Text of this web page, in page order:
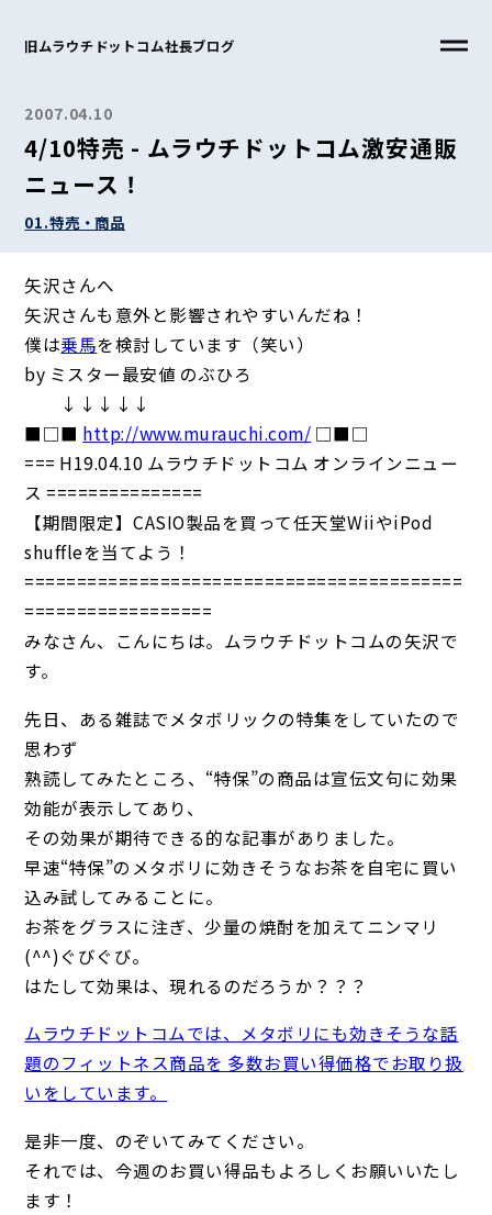
旧ムラウチドットコム社長ブログ
2007.04.10
4/10特売 - ムラウチドットコム激安通販
ニュース！
01.特売・商品
矢沢さんへ
矢沢さんも意外と影響されやすいんだね！
僕は乗馬を検討しています（笑い）
by ミスター最安値 のぶひろ
↓↓↓↓↓
■□■ http://www.murauchi.com/ □■□
=== H19.04.10 ムラウチドットコム オンラインニュー
ス ===============
【期間限定】CASIO製品を買って任天堂WiiやiPod
shuffleを当てよう！
==========================================
==================
みなさん、こんにちは。ムラウチドットコムの矢沢で
す。
先日、ある雑誌でメタボリックの特集をしていたので
思わず
熟読してみたところ、“特保”の商品は宣伝文句に効果
効能が表示してあり、
その効果が期待できる的な記事がありました。
早速“特保”のメタボリに効きそうなお茶を自宅に買い
込み試してみることに。
お茶をグラスに注ぎ、少量の焼酎を加えてニンマリ
(^^)ぐびぐび。
はたして効果は、現れるのだろうか？？？
ムラウチドットコムでは、メタボリにも効きそうな話
題のフィットネス商品を 多数お買い得価格でお取り扱
いをしています。
是非一度、のぞいてみてください。
それでは、今週のお買い得品もよろしくお願いいたし
ます！